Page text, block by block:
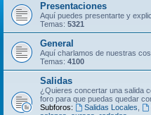
Presentaciones
Aquí puedes presentarte y
Temas: 5321
General
Aquí charlamos de nuestras
Temas: 4100
Salidas
¿Quieres concertar una salida
foro para que puedas quedar
Subforos:
Salidas Locales